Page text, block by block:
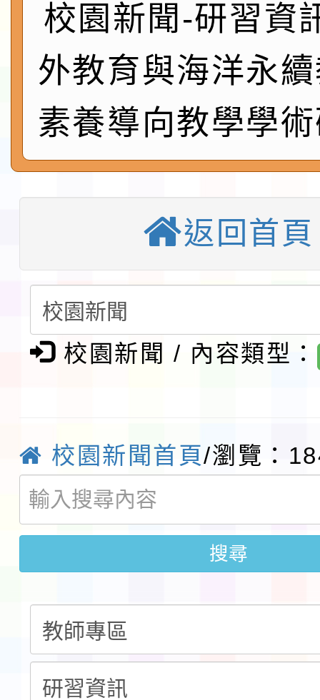
鎮韌性（防空）演習－
速演練執行計畫」
法」
本校115學年度第1學
第3次招考代課鐘點教
告(不再辦理後續甄選)
檢送「桃園市115學年
賽實施要點」1份
本市「115學年度學生
程安排一案
「桃園市補助參觀特色
展演活動實施計畫」
請一案
報
淨零綠領人才培育課程
檢送桃園市115學年度
鎮韌性（防空）演習－
速演練執行計畫」
「115年金融知識線上
法」
本校115學年度第1學
第3次招考代課鐘點教
檢送「桃園市115學年
賽實施要點」1份
本市「115學年度學生
程安排一案
「桃園市補助參觀特色
展演活動實施計畫」
校園新聞-研習資
外教育與海洋永
素養導向教學學
返回首頁
校園新聞 / 內容類型：
校園新聞首頁/瀏覽：
搜尋